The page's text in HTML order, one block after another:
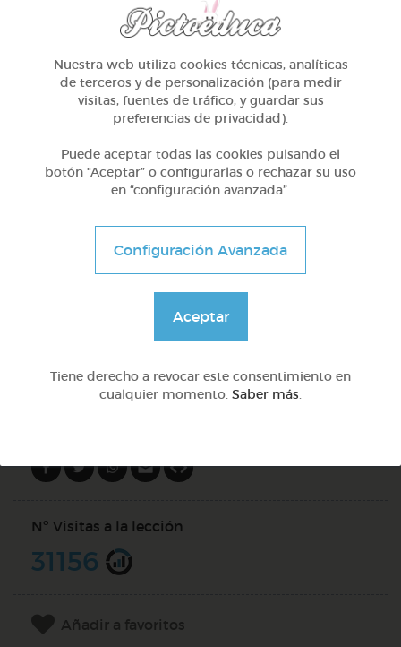
2º Primaria (7-8 años)
Inglés: ropa
DOCS (4)
Nº Visitas a la lección
31156
Añadir a favoritos
Nuestra web utiliza cookies técnicas, analíticas
de terceros y de personalización (para medir
visitas, fuentes de tráfico, y guardar sus
preferencias de privacidad).
Puede aceptar todas las cookies pulsando el
botón “Aceptar” o configurarlas o rechazar su uso
en “configuración avanzada”.
Configuración Avanzada
Aceptar
Tiene derecho a revocar este consentimiento en
cualquier momento. Saber más.